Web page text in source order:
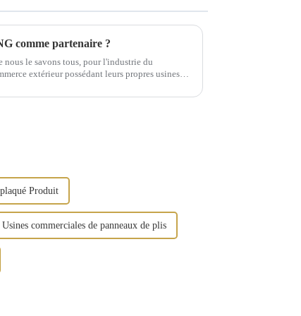
comme partenaire ?
nous le savons tous, pour l'industrie du
extérieur possédant leurs propres usines
Produit
Usines commerciales de panneaux de plis